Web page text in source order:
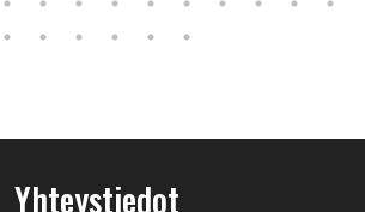
Yhteystiedot